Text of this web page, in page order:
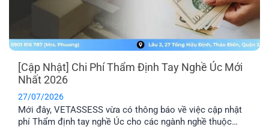
[Cập Nhật] Chi Phí Thẩm Định Tay Nghề Úc Mới
Nhất 2026
27/07/2026
Mới đây, VETASSESS vừa có thông báo về việc cập nhật
phí Thẩm định tay nghề Úc cho các ngành nghề thuộc